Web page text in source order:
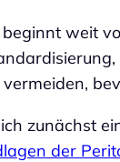
weit
zunächst
der